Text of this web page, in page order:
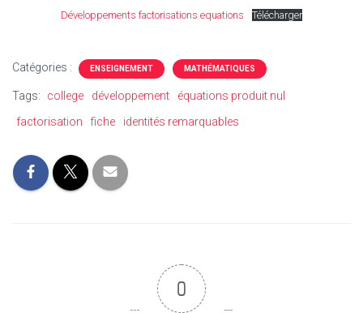
Développements factorisations equations Télécharger
Catégories : ENSEIGNEMENT MATHÉMATIQUES
Tags: college développement
équations produit nul
factorisation
fiche identités remarquables
0